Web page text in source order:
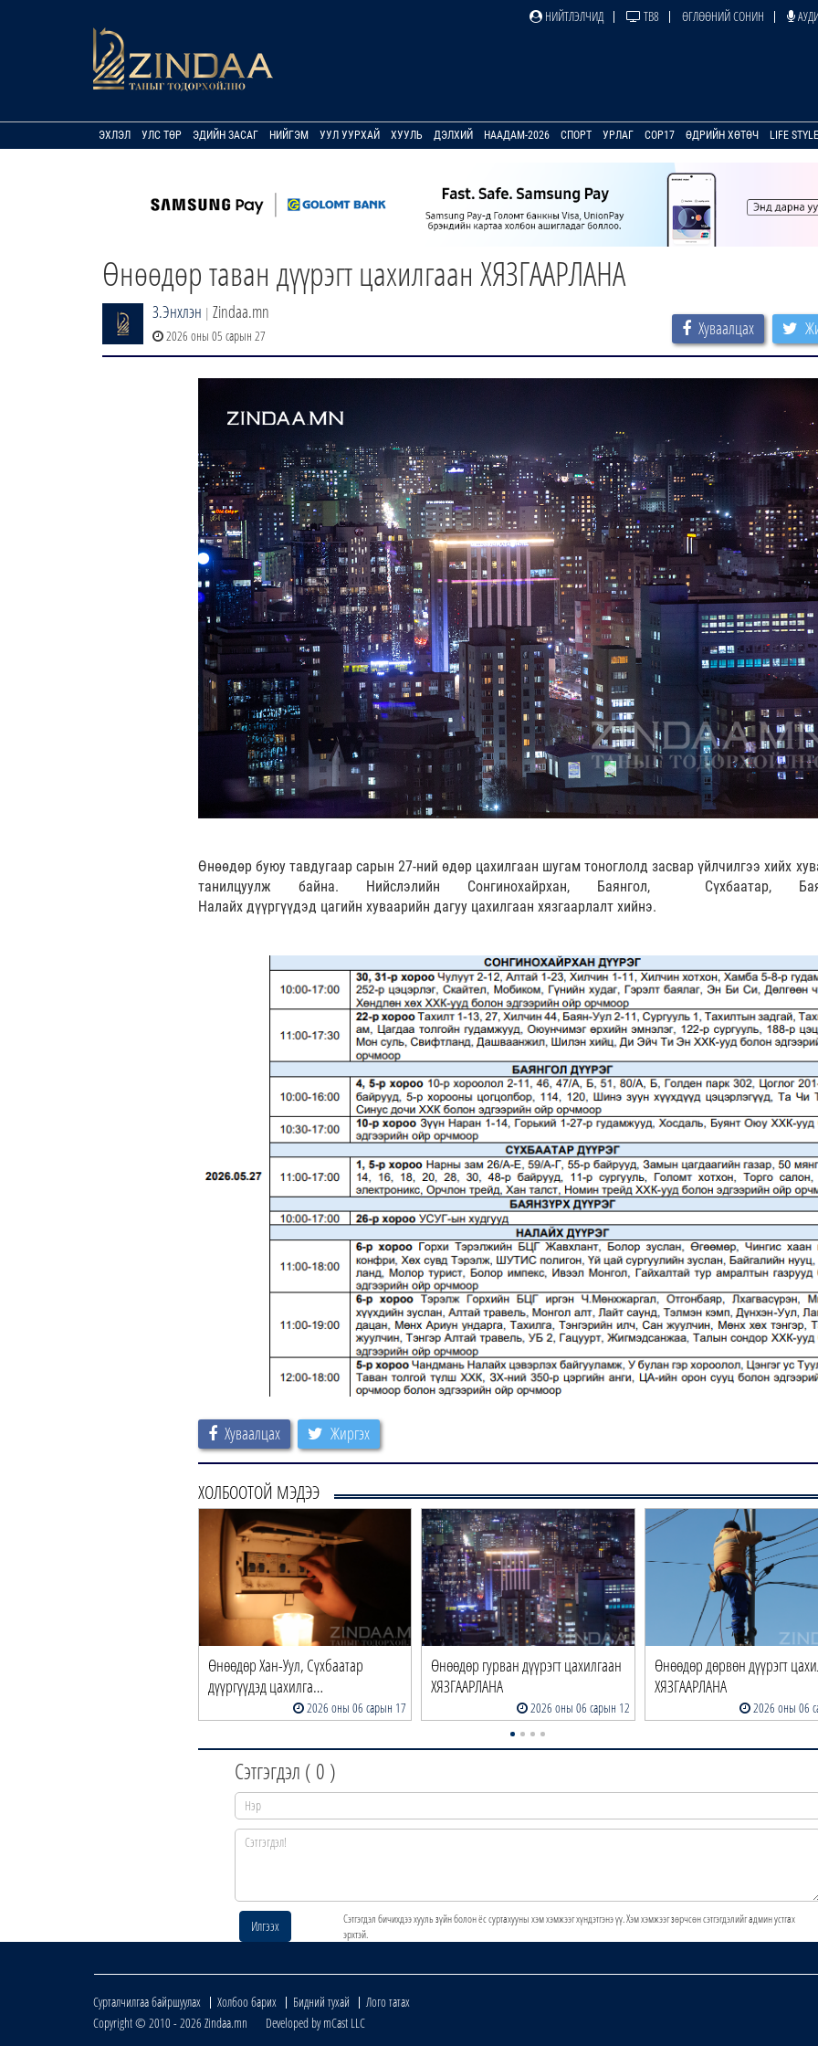
НИЙТЛЭЛЧИД ТВ8 ӨГЛӨӨНИЙ СОНИН
ЭХЛЭЛ УЛС ТӨР ЭДИЙН ЗАСАГ НИЙГЭМ УУЛ УУРХАЙ ХУУЛЬ ДЭЛХИЙ НААДАМ-2026 СПОРТ УРЛАГ COP17 ӨДРИЙН ХӨТӨЧ LIFE STYLE
Өнөөдөр таван дүүрэгт цахилгаан ХЯЗГААРЛАНА
З.Энхлэн | Zindaa.mn
2026 оны 05 сарын 27 Хуваалцах
Өнөөдөр буюу тавдугаар сарын 27-ний өдөр цахилгаан шугам тоноглолд засвар үйлчилгээ хийх
танилцуулж байна. Нийслэлийн Сонгинохайрхан, Баянгол, Сүхбаатар,
Налайх дүүргүүдэд цагийн хуваарийн дагуу цахилгаан хязгаарлалт хийнэ.
Хуваалцах Жиргэх
ХОЛБООТОЙ МЭДЭЭ
Өнөөдөр Хан-Уул, Сүхбаатар
дүүргүүдэд цахилга…
2026 оны 06 сарын 17
Өнөөдөр гурван дүүрэгт цахилгаан
ХЯЗГААРЛАНА
2026 оны 06 сарын 12
Өнөөдөр дөрвөн дүүрэгт
ХЯЗГААРЛАНА
2026 оны 06
Сэтгэгдэл ( 0 )
Илгээх
Сэтгэгдэл бичихдээ хууль зүйн болон ёс суртахууны хэм хэмжээг хүндэтгэнэ үү. Хэм хэмжээг зөрчсөн сэтгэгдэлийг админ устгах
эрхтэй.
Сурталчилгаа байршуулах Холбоо барих Бидний тухай
Лого татах
Copyright © 2010 - 2026 Zindaa.mn Developed by mCast LLC